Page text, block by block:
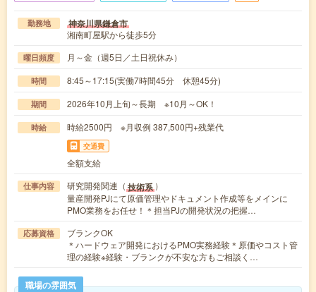
勤務地 神奈川県鎌倉市
湘南町屋駅から徒歩5分
曜日頻度 月～金（週5日／土日祝休み）
時間 8:45～17:15(実働7時間45分 休憩45分)
期間 2026年10月上旬～長期 ※10月～OK！
時給 時給2500円 ※月収例 387,500円+残業代
交通費
全額支給
仕事内容 研究開発関連（ 技術系 ）
量産開発PJにて原価管理やドキュメント作成等をメインに
PMO業務をお任せ！＊担当PJの開発状況の把握…
応募資格
ブランクOK
＊ハードウェア開発におけるPMO実務経験＊原価やコスト管
理の経験※経験・ブランクが不安な方もご相談く…
職場の雰囲気